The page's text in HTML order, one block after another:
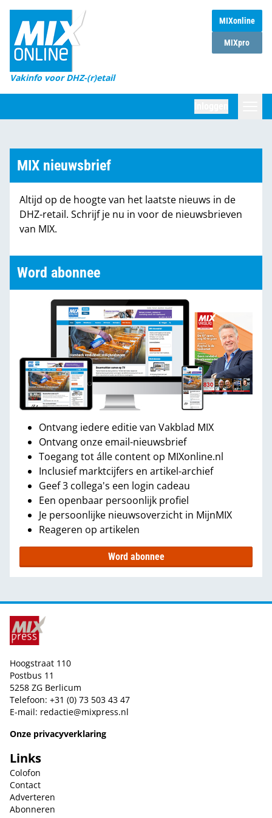
MIXonline
MIXpro
Vakinfo voor DHZ-(r)etail
Home
Magazines
DHZ Sessie
Marktcijfers
Partners
MIX nieuwsbrief
Altijd op de hoogte van het laatste nieuws in de
DHZ-retail. Schrijf je nu in voor de nieuwsbrieven
van MIX.
Word abonnee
Ontvang iedere editie van Vakblad MIX
Ontvang onze email-nieuwsbrief
Toegang tot álle content op MIXonline.nl
Inclusief marktcijfers en artikel-archief
Geef 3 collega's een login cadeau
Een openbaar persoonlijk profiel
Je persoonlijke nieuwsoverzicht in MijnMIX
Reageren op artikelen
Word abonnee
Hoogstraat 110
Postbus 11
5258 ZG Berlicum
Telefoon: +31 (0) 73 503 43 47
E-mail: redactie@mixpress.nl
Onze privacyverklaring
Links
Colofon
Contact
Adverteren
Abonneren